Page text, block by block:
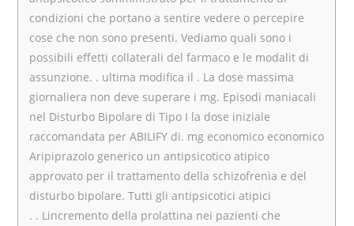
condizioni che portano a sentire vedere o percepire
cose che non sono presenti. Vediamo quali sono i
possibili effetti collaterali del farmaco e le modalit di
assunzione. . ultima modifica il . La dose massima
giornaliera non deve superare i mg. Episodi maniacali
nel Disturbo Bipolare di Tipo I la dose iniziale
raccomandata per ABILIFY di. mg economico economico
Aripiprazolo generico un antipsicotico atipico
approvato per il trattamento della schizofrenia e del
disturbo bipolare. Tutti gli antipsicotici atipici
. . Lincremento della prolattina nei pazienti che